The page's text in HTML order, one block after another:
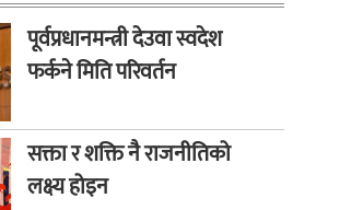
पूर्वप्रधानमन्त्री देउवा स्वदेश
फर्कने मिति परिवर्तन
सक्ता र शक्ति नै राजनीतिको
लक्ष्य होइन